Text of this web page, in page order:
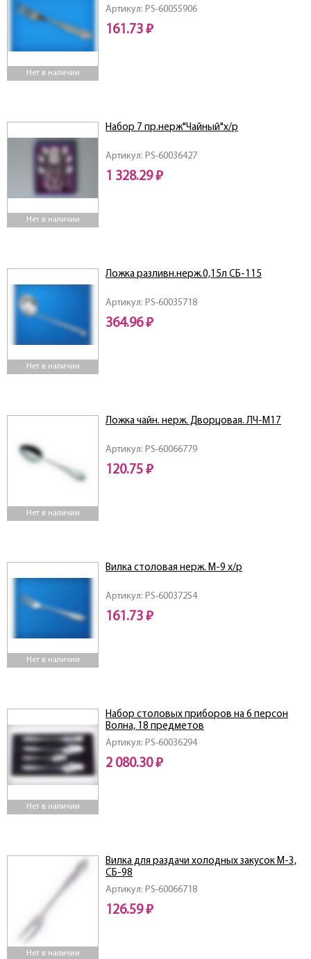
Нет в наличии
Артикул: PS-60055906
161.73 ₽
Нет в наличии
Артикул: PS-60036427
Набор 7 пр.нерж"Чайный"х/р
1 328.29 ₽
Нет в наличии
Артикул: PS-60035718
Ложка разливн.нерж.0,15л СБ-115
364.96 ₽
Нет в наличии
Артикул: PS-60066779
Ложка чайн. нерж. Дворцовая. ЛЧ-М17
120.75 ₽
Нет в наличии
Артикул: PS-60037254
Вилка столовая нерж. М-9 х/р
161.73 ₽
Нет в наличии
Артикул: PS-60036294
Набор столовых приборов на 6 персон
Волна, 18 предметов
2 080.30 ₽
Нет в наличии
Артикул: PS-60066718
Вилка для раздачи холодных закусок М-3,
СБ-98
126.59 ₽